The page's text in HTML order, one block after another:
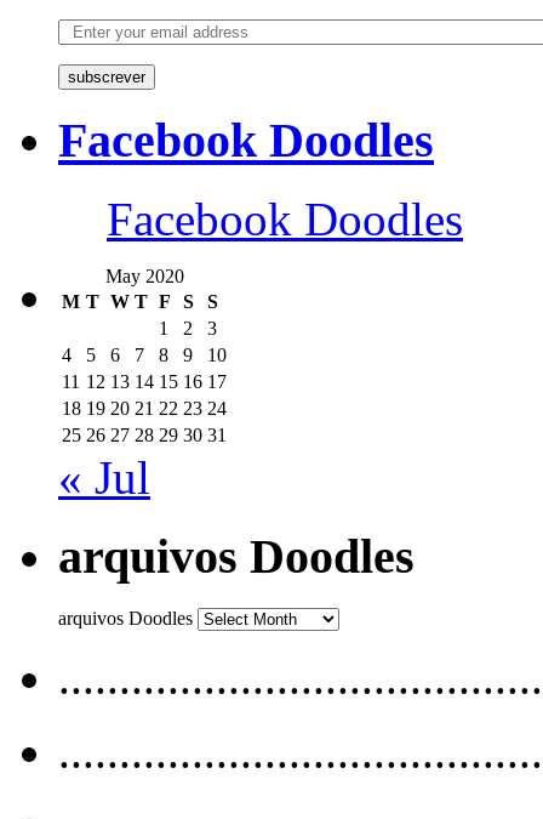
subscrever
Facebook Doodles
Facebook Doodles
May 2020
M T W T F S
S
1
2
3
4
5 6 7 8 9
10
11 12 13 14 15 16 17
18 19 20 21 22 23 24
25 26 27 28 29 30 31
« Jul
arquivos Doodles
arquivos Doodles